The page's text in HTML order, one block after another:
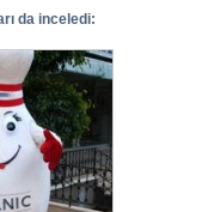
da inceledi: